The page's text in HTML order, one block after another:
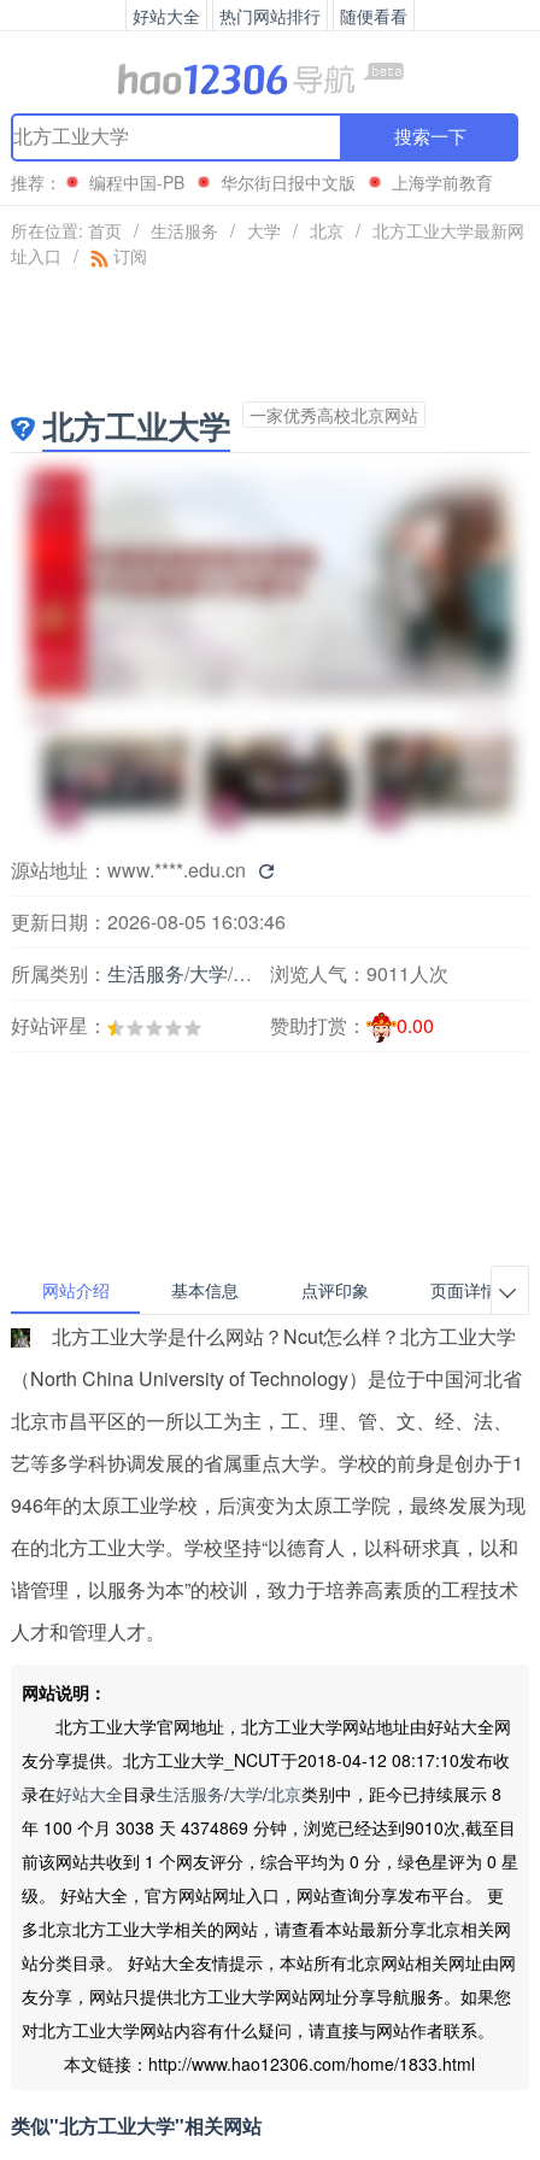
好站大全 热门网站排行 随便看看
搜索一下
推荐： 编程中国-PB 华尔街日报中文版
上海学前教育
所在位置: 首页 / 生活服务 / 大学 / 北京 / 北方工业大学最新网
址入口 / 订阅
北方工业大学 一家优秀高校北京网站
源站地址： www.****.edu.cn 
更新日期：2026-08-05 16:03:46
所属类别： 生活服务/大学/北京浏览人气： 9011人次
好站评星：
赞助打赏： 0.00
网站介绍 基本信息 点评印象 页面详情 
北方工业大学是什么网站？Ncut怎么样？北方工业大学
（North China University of Technology）是位于中国河北省
北京市昌平区的一所以工为主，工、理、管、文、经、法、
艺等多学科协调发展的省属重点大学。学校的前身是创办于1
946年的太原工业学校，后演变为太原工学院，最终发展为现
在的北方工业大学。学校坚持“以德育人，以科研求真，以和
谐管理，以服务为本”的校训，致力于培养高素质的工程技术
人才和管理人才。
网站说明：
北方工业大学官网地址，北方工业大学网站地址由好站大全网
友分享提供。北方工业大学_NCUT于2018-04-12 08:17:10发布收
录在好站大全目录生活服务/大学/北京类别中，距今已持续展示 8
年 100 个月 3038 天 4374869 分钟，浏览已经达到9010次,截至目
前该网站共收到 1 个网友评分，综合平均为 0 分，绿色星评为 0 星
级。 好站大全，官方网站网址入口，网站查询分享发布平台。 更
多北京北方工业大学相关的网站，请查看本站最新分享北京相关网
站分类目录。 好站大全友情提示，本站所有北京网站相关网址由网
友分享，网站只提供北方工业大学网站网址分享导航服务。如果您
对北方工业大学网站内容有什么疑问，请直接与网站作者联系。
本文链接：http://www.hao12306.com/home/1833.html
类似"北方工业大学"相关网站